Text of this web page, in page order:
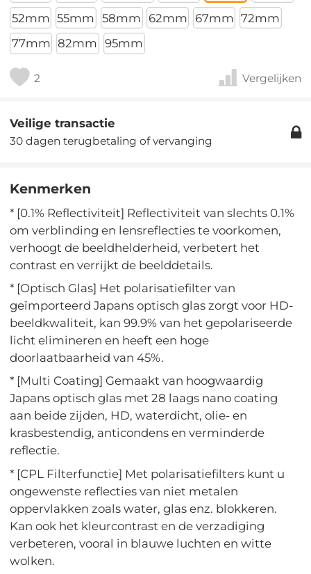
52mm 55mm 58mm 62mm 67mm 72mm
77mm 82mm 95mm
2 Vergelijken
Veilige transactie
30 dagen terugbetaling of vervanging
Kenmerken
* [0.1% Reflectiviteit] Reflectiviteit van slechts 0.1%
om verblinding en lensreflecties te voorkomen,
verhoogt de beeldhelderheid, verbetert het
contrast en verrijkt de beelddetails.
* [Optisch Glas] Het polarisatiefilter van
geïmporteerd Japans optisch glas zorgt voor HD-
beeldkwaliteit, kan 99.9% van het gepolariseerde
licht elimineren en heeft een hoge
doorlaatbaarheid van 45%.
* [Multi Coating] Gemaakt van hoogwaardig
Japans optisch glas met 28 laags nano coating
aan beide zijden, HD, waterdicht, olie- en
krasbestendig, anticondens en verminderde
reflectie.
* [CPL Filterfunctie] Met polarisatiefilters kunt u
ongewenste reflecties van niet metalen
oppervlakken zoals water, glas enz. blokkeren.
Kan ook het kleurcontrast en de verzadiging
verbeteren, vooral in blauwe luchten en witte
wolken.